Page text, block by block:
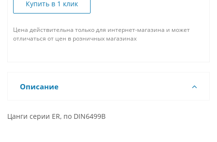
Купить в 1 клик
Цена действительна только для интернет-магазина и может
отличаться от цен в розничных магазинах
Описание
Цанги серии ER, по DIN6499B